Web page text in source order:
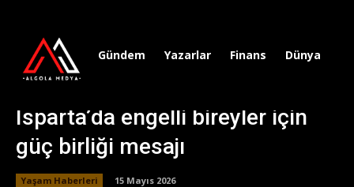
Gündem Yazarlar Finans Dünya
Isparta’da engelli bireyler için
güç birliği mesajı
Yaşam Haberleri 15 Mayıs 2026